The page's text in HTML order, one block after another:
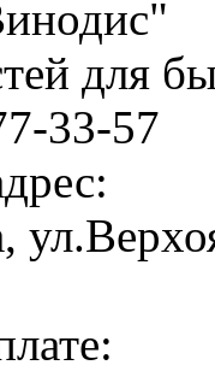
для
33-57